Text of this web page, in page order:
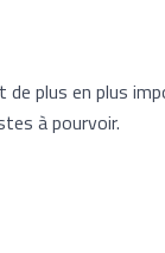
plus en plus
à pourvoir.